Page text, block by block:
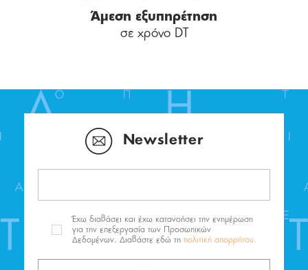
Άμεση εξυπηρέτηση
σε χρόνο DT
Newsletter
Έχω διαβάσει και έχω κατανοήσει την ενημέρωση
για την επεξεργασία των Προσωπικών
Δεδομένων. Διαβάστε εδώ τη πολιτική απορρήτου.